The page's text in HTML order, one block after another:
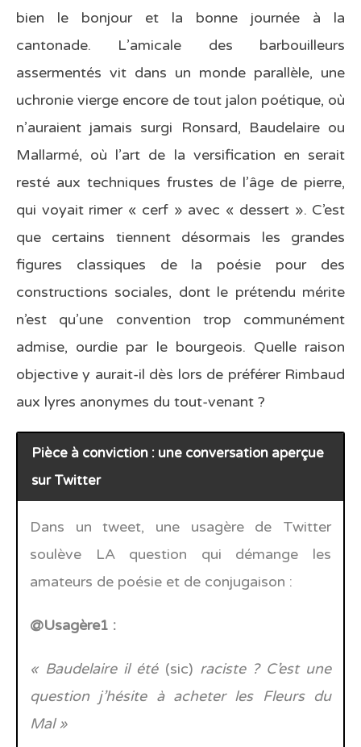
bien le bonjour et la bonne journée à la
cantonade. L’amicale des barbouilleurs
assermentés vit dans un monde parallèle, une
uchronie vierge encore de tout jalon poétique, où
n’auraient jamais surgi Ronsard, Baudelaire ou
Mallarmé, où l’art de la versification en serait
resté aux techniques frustes de l’âge de pierre,
qui voyait rimer « cerf » avec « dessert ». C’est
que certains tiennent désormais les grandes
figures classiques de la poésie pour des
constructions sociales, dont le prétendu mérite
n’est qu’une convention trop communément
admise, ourdie par le bourgeois. Quelle raison
objective y aurait-il dès lors de préférer Rimbaud
aux lyres anonymes du tout-venant ?
Pièce à conviction : une conversation aperçue
sur Twitter
Dans un tweet, une usagère de Twitter
soulève LA question qui démange les
amateurs de poésie et de conjugaison :
@Usagère1 :
« Baudelaire il été (sic) raciste ? C’est une
question j’hésite à acheter les Fleurs du
Mal »